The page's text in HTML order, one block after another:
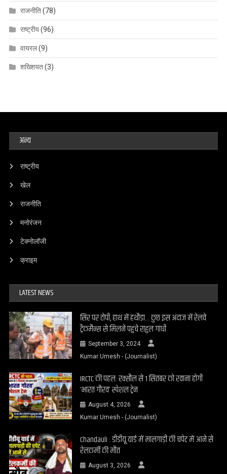
राजनीति(78)
राष्ट्रीय(96)
वायरल(9)
शख्शियत(3)
अन्य
राष्ट्रीय
खेल
राजनीति
मनोरंजन
टेक्नोलॉजी
क्राइम
LATEST NEWS
सिर पर टोपी, हाथ में हथौड़ा… कुछ इस अंदाज में रेलवे
ट्रैकमैन्स से मिलने पहुंचे राहुल गांधी
September 3, 2024
Kumar Umesh - (Journalist)
IRCTC की पहल: रक्सौल से 1 सितंबर को रवाना होगी
‘भारत गौरव’ स्पेशल ट्रेन
August 4, 2026
Kumar Umesh - (Journalist)
Chandauli : डीडीयू यार्ड में मालगाड़ी की चपेट में आने से
रेलकर्मी की मौत
August 3, 2026